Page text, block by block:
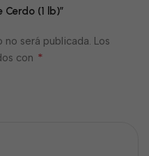
(1 lb)”
será publicada. Los
con *